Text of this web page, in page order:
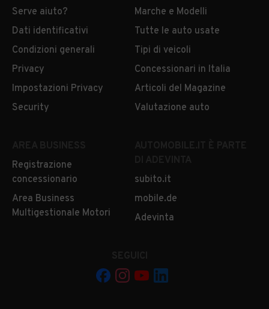
Serve aiuto?
Dati identificativi
Condizioni generali
Privacy
Impostazioni Privacy
Security
Marche e Modelli
Tutte le auto usate
Tipi di veicoli
Concessionari in Italia
Articoli del Magazine
Valutazione auto
Registrazione
concessionario
Area Business
Multigestionale Motori
subito.it
mobile.de
Adevinta